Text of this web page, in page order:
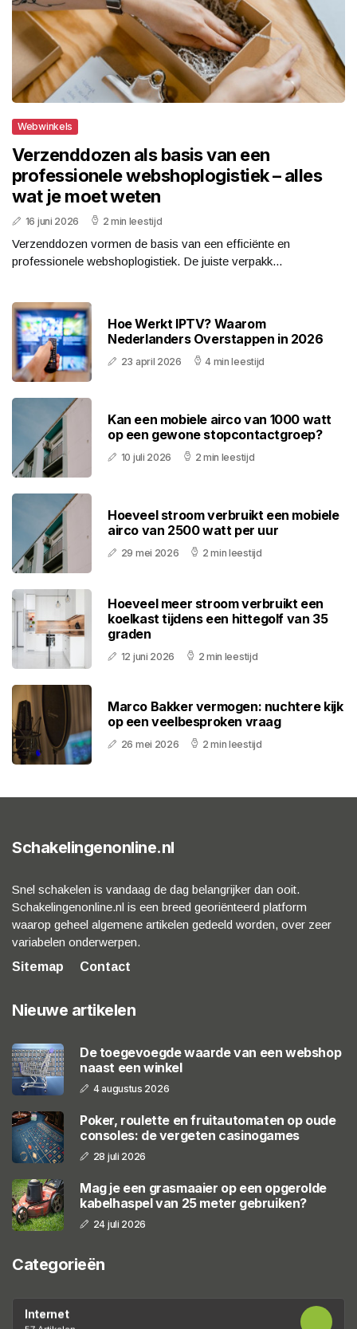
Webwinkels
Verzenddozen als basis van een
professionele webshoplogistiek – alles
wat je moet weten
16 juni 2026 2 min leestijd
Verzenddozen vormen de basis van een efficiënte en
professionele webshoplogistiek. De juiste verpakk...
Hoe Werkt IPTV? Waarom
Nederlanders Overstappen in 2026
23 april 2026 4 min leestijd
Kan een mobiele airco van 1000 watt
op een gewone stopcontactgroep?
10 juli 2026 2 min leestijd
Hoeveel stroom verbruikt een mobiele
airco van 2500 watt per uur
29 mei 2026 2 min leestijd
Hoeveel meer stroom verbruikt een
koelkast tijdens een hittegolf van 35
graden
12 juni 2026 2 min leestijd
Marco Bakker vermogen: nuchtere kijk
op een veelbesproken vraag
26 mei 2026 2 min leestijd
Schakelingenonline.nl
Snel schakelen is vandaag de dag belangrijker dan ooit.
Schakelingenonline.nl is een breed georiënteerd platform
waarop geheel algemene artikelen gedeeld worden, over zeer
variabelen onderwerpen.
Sitemap
Contact
Nieuwe artikelen
De toegevoegde waarde van een webshop
naast een winkel
4 augustus 2026
Poker, roulette en fruitautomaten op oude
consoles: de vergeten casinogames
28 juli 2026
Mag je een grasmaaier op een opgerolde
kabelhaspel van 25 meter gebruiken?
24 juli 2026
Categorieën
Internet